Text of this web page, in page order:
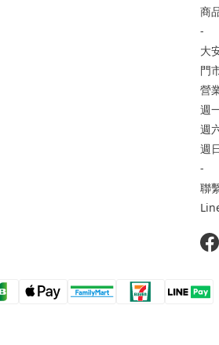
商
-
大
門
營
週
週
週
-
聯